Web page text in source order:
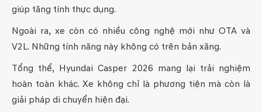
giúp tăng tính thực dụng.
Ngoài ra, xe còn có nhiều công nghệ mới như OTA và
V2L. Những tính năng này không có trên bản xăng.
Tổng thể, Hyundai Casper 2026 mang lại trải nghiệm
hoàn toàn khác. Xe không chỉ là phương tiện mà còn là
giải pháp di chuyển hiện đại.